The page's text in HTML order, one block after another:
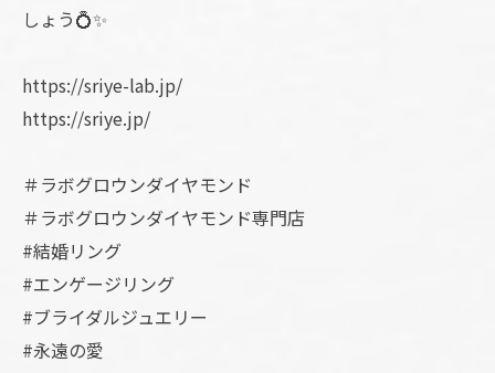
しょう💍✨
https://sriye-lab.jp/
https://sriye.jp/
＃ラボグロウンダイヤモンド
＃ラボグロウンダイヤモンド専門店
#結婚リング
#エンゲージリング
#ブライダルジュエリー
#永遠の愛